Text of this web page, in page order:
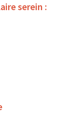
serein :